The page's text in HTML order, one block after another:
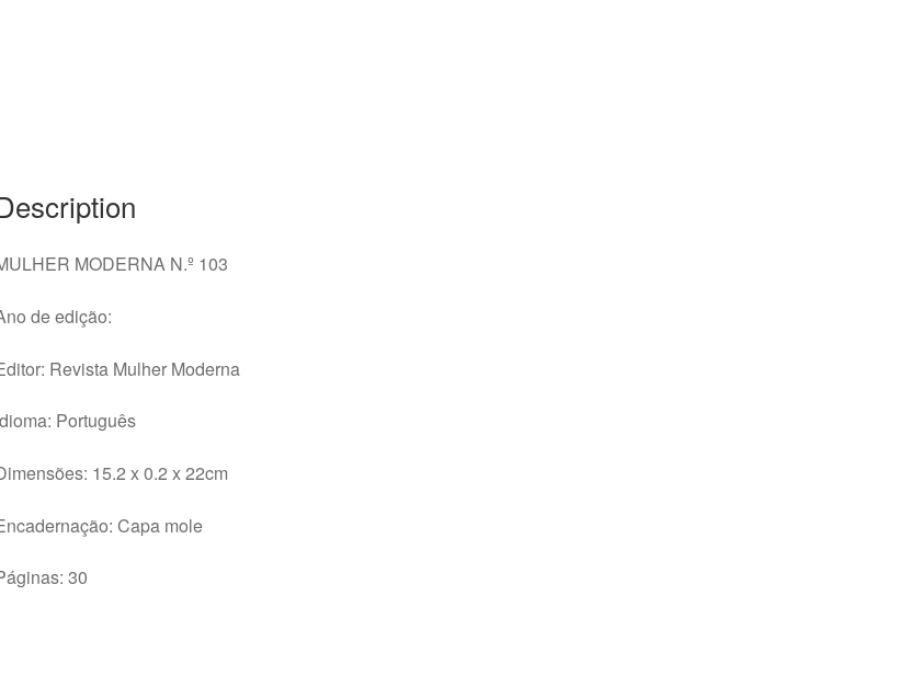
MODERNA N.º 103
de edição:
Revista Mulher Moderna
Português
15.2 x 0.2 x 22cm
Capa mole
30